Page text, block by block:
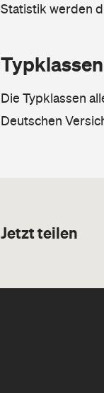
Statistik werden
Die Typklassen
Deutschen
Jetzt teilen